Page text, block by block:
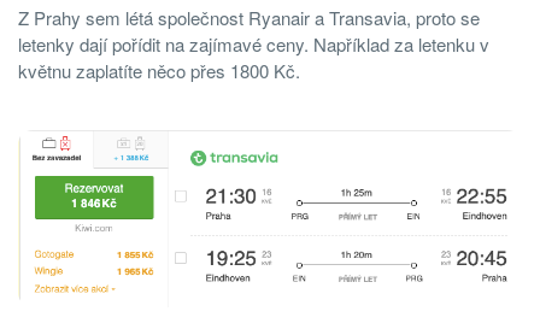
Z Prahy sem létá společnost Ryanair a Transavia, proto se
letenky dají pořídit na zajímavé ceny. Například za letenku v
květnu zaplatíte něco přes 1800 Kč.